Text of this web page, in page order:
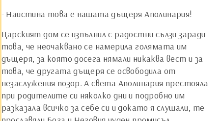
- Наистина това е нашата дъщеря Аполинария!
Царският дом се изпълнил с радостни сълзи заради
това, че неочаквано се намерила голямата им
дъщеря, за която досега нямали никаква вест и за
това, че другата дъщеря се освободила от
незаслужения позор. А света Аполинария престояла
при родителите си няколко дни и подробно им
разказала всичко за себе си и докато я слушали, те